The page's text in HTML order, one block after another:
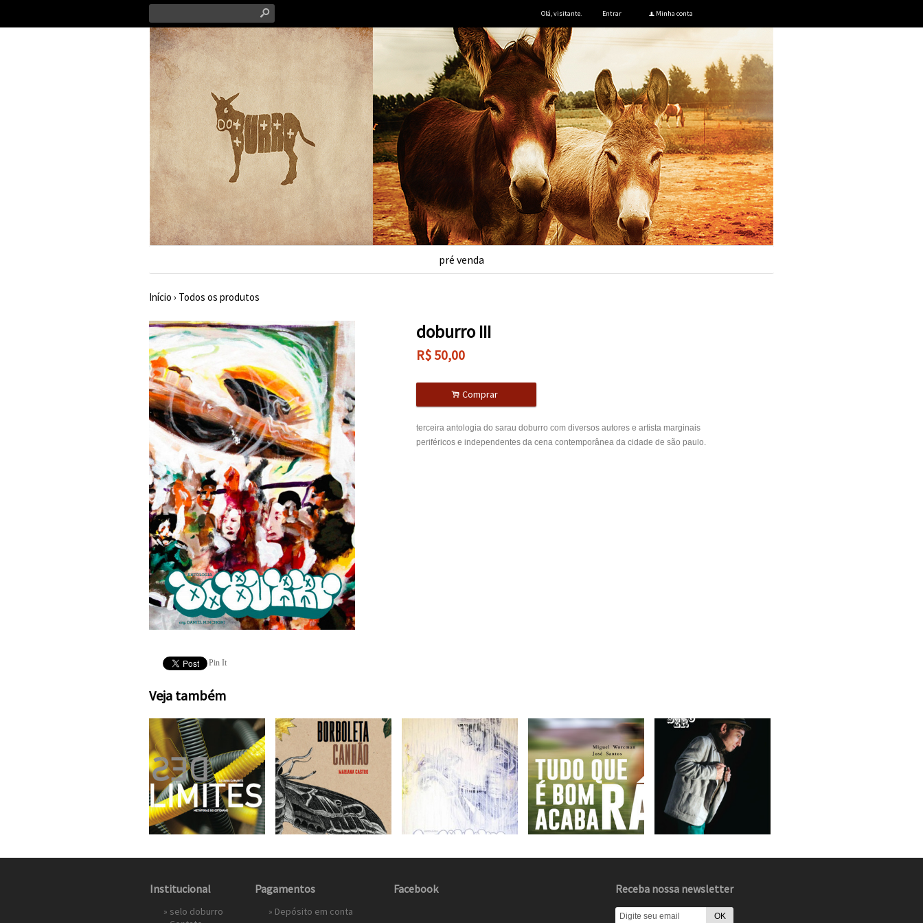
s Olá, visitante. Entrar f Minha conta
pré venda
Início › Todos os produtos
Pin It
doburro III
R$50,00
. Comprar
terceira antologia do sarau doburro com diversos autores e artista marginais
periféricos e independentes da cena contemporânea da cidade de são paulo.
Veja também
Institucional
» selo doburro
Pagamentos
» Depósito em conta
Facebook Receba nossa newsletter